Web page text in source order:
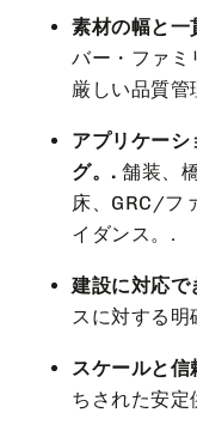
素材の幅と一
バー・ファミ
厳しい品質管
アプリケーシ
グ。. 舗装、
床、GRC/フ
イダンス。.
建設に対応で
スに対する
スケールと信
ちされた安定